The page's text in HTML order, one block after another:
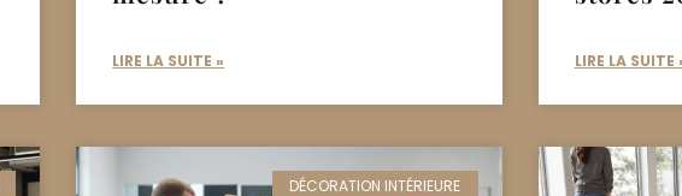
DÉCORATION INTÉRIEURE